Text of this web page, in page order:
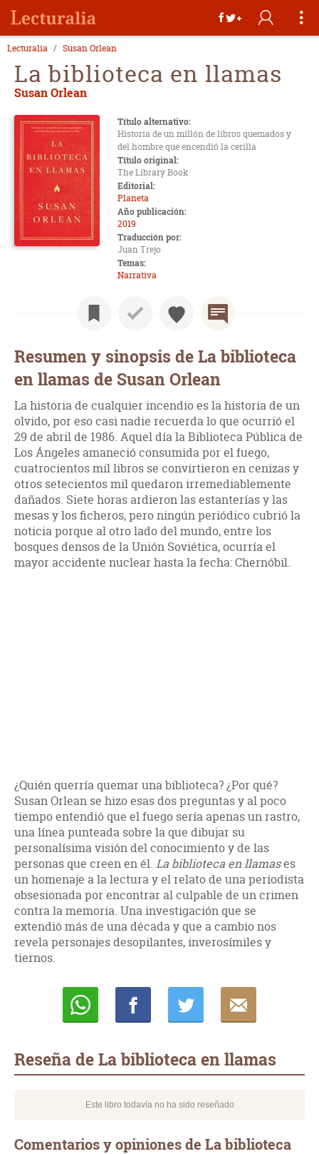
Lecturalia Susan Orlean
La biblioteca en llamas
Susan Orlean
Título alternativo:
Historia de un millón de libros quemados y
del hombre que encendió la cerilla
Título original:
The Library Book
Editorial:
Planeta
Año publicación:
2019
Traducción por:
Juan Trejo
Temas:
Narrativa
Resumen y sinopsis de La biblioteca
en llamas de Susan Orlean
La historia de cualquier incendio es la historia de un
olvido, por eso casi nadie recuerda lo que ocurrió el
29 de abril de 1986. Aquel día la Biblioteca Pública de
Los Ángeles amaneció consumida por el fuego,
cuatrocientos mil libros se convirtieron en cenizas y
otros setecientos mil quedaron irremediablemente
dañados. Siete horas ardieron las estanterías y las
mesas y los ficheros, pero ningún periódico cubrió la
noticia porque al otro lado del mundo, entre los
bosques densos de la Unión Soviética, ocurría el
mayor accidente nuclear hasta la fecha: Chernóbil.
¿Quién querría quemar una biblioteca? ¿Por qué?
Susan Orlean se hizo esas dos preguntas y al poco
tiempo entendió que el fuego sería apenas un rastro,
una línea punteada sobre la que dibujar su
personalísima visión del conocimiento y de las
personas que creen en él. La biblioteca en llamases
un homenaje a la lectura y el relato de una periodista
obsesionada por encontrar al culpable de un crimen
contra la memoria. Una investigación que se
extendió más de una década y que a cambio nos
revela personajes desopilantes, inverosímiles y
tiernos.
Reseña de La biblioteca en llamas
Este libro todavía no ha sido reseñado
Comentarios y opiniones de La biblioteca